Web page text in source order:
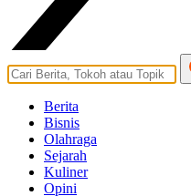
Berita
Bisnis
Olahraga
Sejarah
Kuliner
Opini